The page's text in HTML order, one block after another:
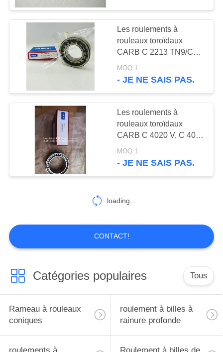
CONTACT
DEMANDE
SOUMISSION
PLAN
PRIVACY
cylindriques
Roulement à billes
de contact angulaire
133
sphériques et les
roulements auto-
alignés
81
Blocs coulissants et
guidage linéaire
23
Les roulements à
rouleaux toroïdaux
CARB C 2213 TN9/C3,
C 2213 TN9/C3
MOQ:1
- JE NE SAIS PAS.
Les roulements à
rouleaux toroïdaux
CARB C 4020 V, C 4020
V/C3
MOQ:1
- JE NE SAIS PAS.
loading...
CONTACT!
Catégories populaires Tous
Rameau à rouleaux
coniques
roulement à billes à
rainure profonde